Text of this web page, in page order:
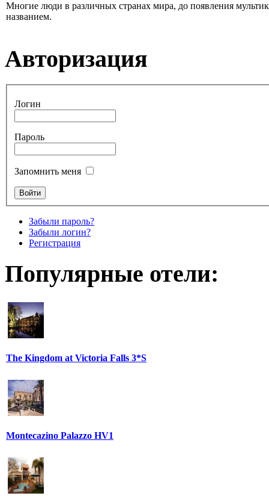
Многие люди в различных странах мира, до появления
названием.
Авторизация
Логин
Пароль
Запомнить меня
Забыли пароль?
Забыли логин?
Регистрация
Популярные отели:
The Kingdom at Victoria Falls 3*S
Montecazino Palazzo HV1